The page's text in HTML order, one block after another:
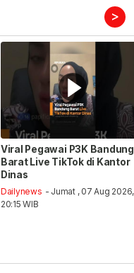
>
Viral Pegawai P3K Bandung
Barat Live TikTok di Kantor
Dinas
Dailynews - Jumat , 07 Aug 2026,
20:15 WIB